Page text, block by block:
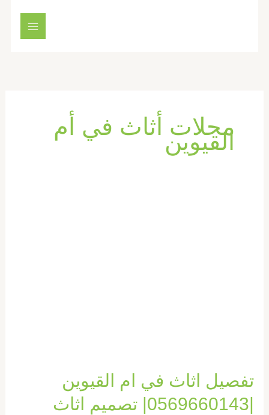
محلات أثاث في أم
القيوين
تفصيل اثاث في ام القيوين
|0569660143| تصميم اثاث